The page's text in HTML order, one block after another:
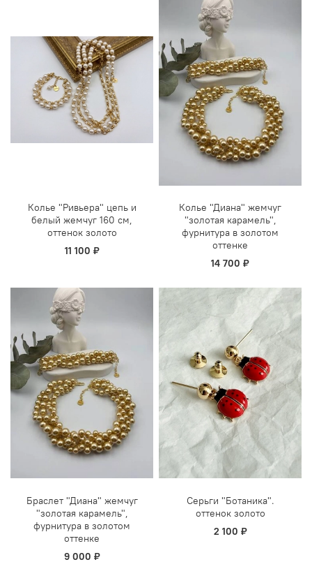
Колье "Ривьера" цепь и
белый жемчуг 160 см,
оттенок золото
11 100 ₽
Колье "Диана" жемчуг
"золотая карамель",
фурнитура в золотом
оттенке
14 700 ₽
Браслет "Диана" жемчуг
"золотая карамель",
фурнитура в золотом
оттенке
9 000 ₽
Серьги "Ботаника".
оттенок золото
2 100 ₽